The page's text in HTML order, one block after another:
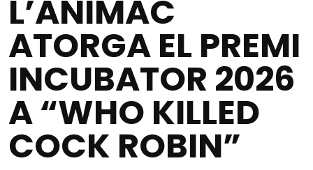
L’ANIMAC
ATORGA EL PREMI
INCUBATOR 2026
A “WHO KILLED
COCK ROBIN”